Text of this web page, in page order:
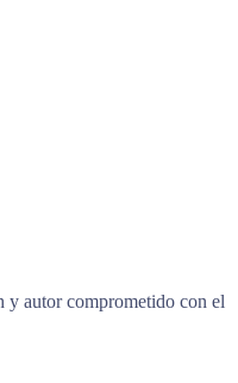
y autor comprometido con el